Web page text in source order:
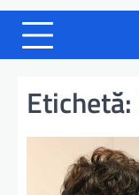
Etichetă: